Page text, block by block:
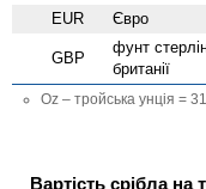
EUR Євро
GBP
фунт
британії
Oz – тройська унція =
Вартість срібла